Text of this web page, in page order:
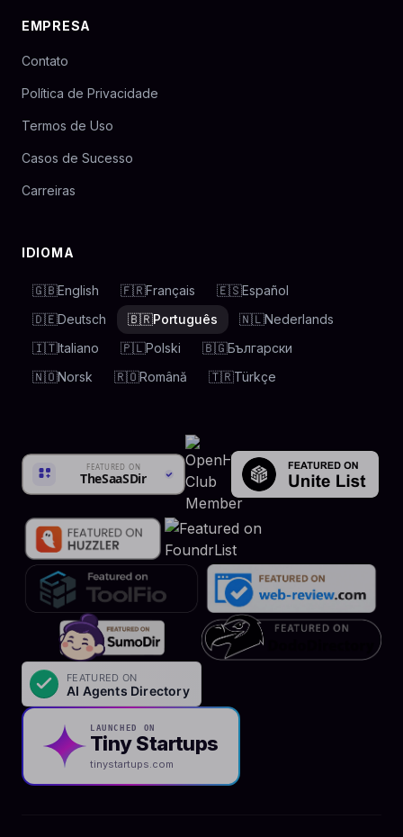
EMPRESA
Contato
Política de Privacidade
Termos de Uso
Casos de Sucesso
Carreiras
IDIOMA
🇬🇧English 🇫🇷Français 🇪🇸Español
🇩🇪Deutsch 🇧🇷Português 🇳🇱Nederlands
🇮🇹Italiano 🇵🇱Polski 🇧🇬Български
🇳🇴Norsk 🇷🇴Română 🇹🇷Türkçe
LAUNCHED ON
Tiny Startups
tinystartups.com